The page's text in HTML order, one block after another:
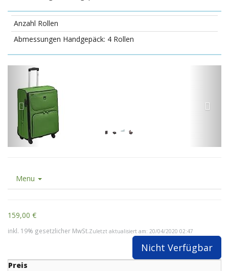
Anzahl Rollen
4 Rollen
Menu
159,00 €
inkl. 19% gesetzlicher MwSt.Zuletzt aktualisiert am: 20/04/2020 02:47
Nicht Verfügbar
Preis